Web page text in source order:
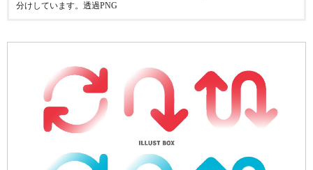
分けしています。透過PNG